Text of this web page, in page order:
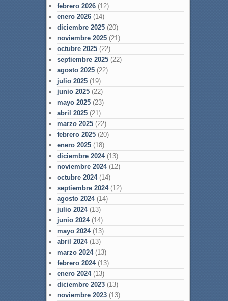
febrero 2026(12)
enero 2026(14)
diciembre 2025(20)
noviembre 2025(21)
octubre 2025(22)
septiembre 2025(22)
agosto 2025(22)
julio 2025(19)
junio 2025(22)
mayo 2025(23)
abril 2025(21)
marzo 2025(22)
febrero 2025(20)
enero 2025(18)
diciembre 2024(13)
noviembre 2024(12)
octubre 2024(14)
septiembre 2024(12)
agosto 2024(14)
julio 2024(13)
junio 2024(14)
mayo 2024(13)
abril 2024(13)
marzo 2024(13)
febrero 2024(13)
enero 2024(13)
diciembre 2023(13)
noviembre 2023(13)